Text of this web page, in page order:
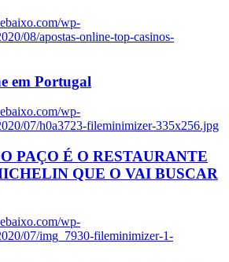
wp-
08/apostas-online-top-casinos-
em Portugal
wp-
07/h0a3723-fileminimizer-335x256.jpg
PAÇO É O RESTAURANTE
QUE O VAI BUSCAR
wp-
07/img_7930-fileminimizer-1-